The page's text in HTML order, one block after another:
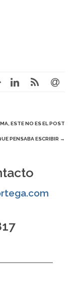
ESTE NO ES EL POST
PENSABA ESCRIBIR →